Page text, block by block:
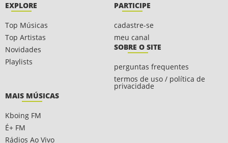
EXPLORE
Top Músicas
Top Artistas
Novidades
Playlists
PARTICIPE
cadastre-se
meu canal
SOBRE O SITE
perguntas frequentes
termos de uso / política de
privacidade
MAIS MÚSICAS
Kboing FM
É+ FM
Rádios Ao Vivo